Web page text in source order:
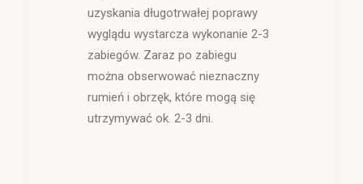
uzyskania długotrwałej poprawy
wyglądu wystarcza wykonanie 2-3
zabiegów. Zaraz po zabiegu
można obserwować nieznaczny
rumień i obrzęk, które mogą się
utrzymywać ok. 2-3 dni.